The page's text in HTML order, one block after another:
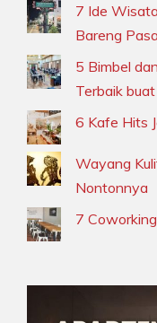
7 Ide
Bareng
5 Bimbel
Terbaik
6 Kafe Hits
Wayang
Nontonnya
7